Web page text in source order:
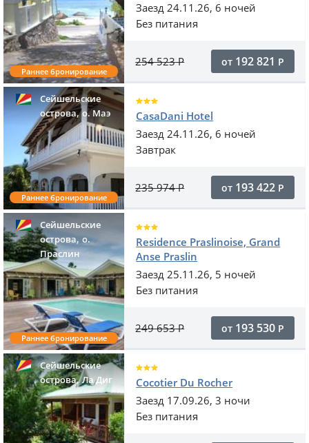
Раннее бронирование
Заезд 24.11.26, 6 ночей
Без питания
254 523Р от 192 821 Р
Сейшельские
острова,o. Маэ
Раннее бронирование
CasaDani Hotel
Заезд 24.11.26, 6 ночей
Завтрак
235 974Р от 193 422 Р
Сейшельские
острова, о.
Праслин
Раннее бронирование
Residence Praslinoise, Grand
Anse Praslin
Заезд 25.11.26, 5 ночей
Без питания
249 653Р от 193 530 Р
Сейшельские
острова,Ла Диг
Cocotier Du Rocher
Заезд 17.09.26, 3 ночи
Без питания